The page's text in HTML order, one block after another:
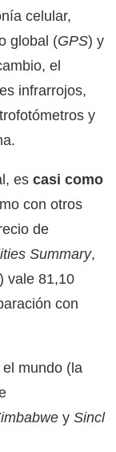
celular,
global (GPS) y
el
infrarrojos,
y
es casi como
con otros
de
Summary,
vale 81,10
con
mundo (la
y Sincl